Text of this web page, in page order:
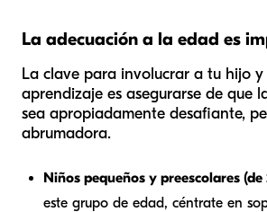
La adecuación a la edad es
La clave para involucrar a tu hijo y
aprendizaje es asegurarse de que
sea apropiadamente desafiante,
abrumadora.
Niños pequeños y preescolares
este grupo de edad, céntrate en